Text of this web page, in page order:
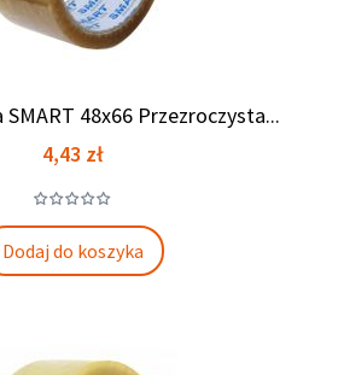
48x66 Przezroczysta...
Cena
4,43 zł
Dodaj do koszyka